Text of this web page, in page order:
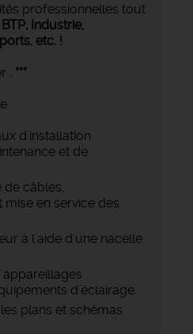
professionnelles tout
BTP, Industrie,
etc. !
: ***
d'installation
et de
de câbles,
en service des
à l'aide d'une nacelle
d'éclairage.
plans et schémas